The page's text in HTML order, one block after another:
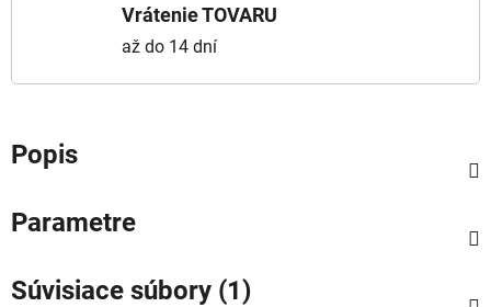
Vrátenie TOVARU
až do 14 dní
Popis
Parametre
Súvisiace súbory (1)